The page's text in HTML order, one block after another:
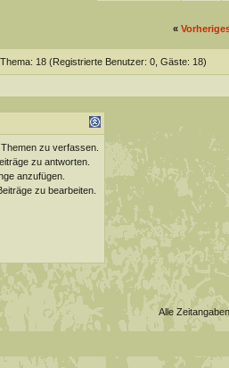
«
18 (Registrierte Benutzer: 0, Gäste: 18)
zu verfassen.
zu antworten.
anzufügen.
zu bearbeiten.
Alle